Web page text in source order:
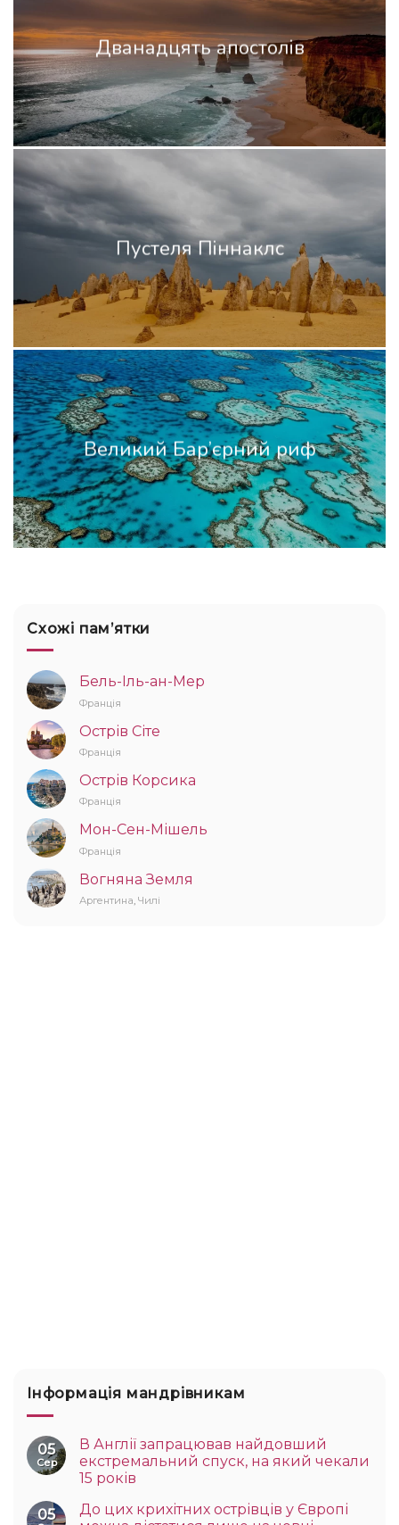
Дванадцять апостолів
Пустеля Піннаклс
Великий Бар’єрний риф
Схожі памʼятки
Бель-Іль-ан-Мер
Франція
Острів Сіте
Франція
Острів Корсика
Франція
Мон-Сен-Мішель
Франція
Вогняна Земля
Аргентина, Чилі
Інформація мандрівникам
05
Сер
В Англії запрацював найдовший
екстремальний спуск, на який чекали
15 років
05
До цих крихітних острівців у Європі